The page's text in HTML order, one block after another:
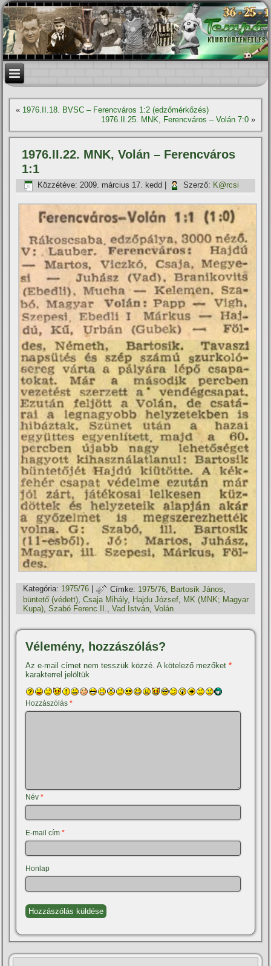
« 1976.II.18. BVSC – Ferencváros 1:2 (edzőmérkőzés)
1976.II.25. MNK, Ferencváros – Volán 7:0»
1976.II.22. MNK, Volán – Ferencváros
1:1
Közzétéve: 2009. március 17. kedd Szerző: K@rcsi
Kategória: 1975/76 | Címke: 1975/76 Bartosik János
büntető (védett),Csaja Mihály, Hajdu József, MK (MNK; Magyar
Kupa),Szabó Ferenc II.,Vad István,Volán
Vélemény, hozzászólás?
Az e-mail címet nem tesszük közzé. A kötelező mezőket*
karakterrel jelöltük
Hozzászólás*
Név*
E-mail cím*
Honlap